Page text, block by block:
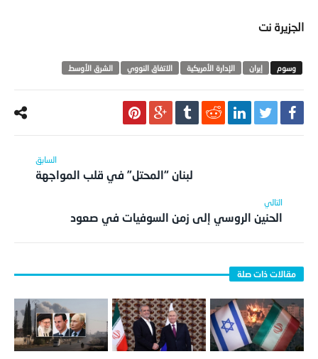
الجزيرة نت
‫‏إيران الإدارة الأمريكية الاتفاق النووي الشرق الأوسط
لبنان “المحتل” في قلب المواجهة
الحنين الروسي إلى زمن السوفيات في صعود